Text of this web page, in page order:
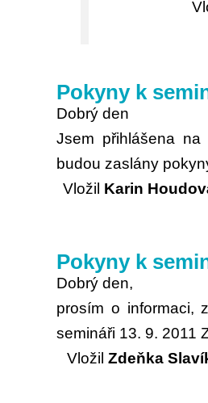
Pokyny k
Dobrý den
Jsem přihlášena
budou zaslány
Vložil Karin
Pokyny k
Dobrý den,
prosím o informaci,
semináři 13. 9. 2011
Vložil Zdeňka